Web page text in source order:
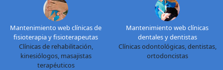
Mantenimiento web clínicas de
fisioterapia y fisioterapeutas
Clínicas de rehabilitación,
kinesiólogos, masajistas
terapéuticos
Mantenimiento web clínicas
dentales y dentistas
Clínicas odontológicas, dentistas,
ortodoncistas